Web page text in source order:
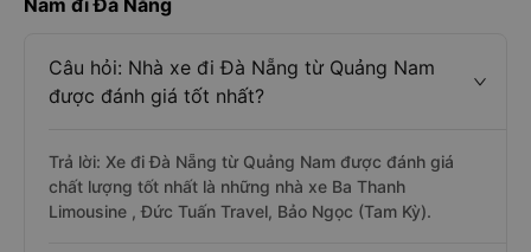
Nam đi Đà Nẵng
Câu hỏi: Nhà xe đi Đà Nẵng từ Quảng Nam
được đánh giá tốt nhất?
Trả lời: Xe đi Đà Nẵng từ Quảng Nam được đánh giá
chất lượng tốt nhất là những nhà xe Ba Thanh
Limousine , Đức Tuấn Travel, Bảo Ngọc (Tam Kỳ).